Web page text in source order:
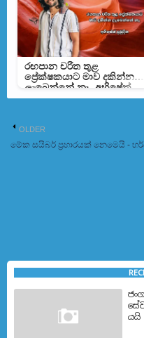
රඟපාන චරිත තුළ
ප්‍රේක්ෂකයාට මාව දකින්න
ලැබෙන්නේ නෑ -අභිෂේක්
ප්‍රමුදිත
OLDER
මේක සයිබර් ප්‍රහාරයක් නෙමෙයි -
යයි